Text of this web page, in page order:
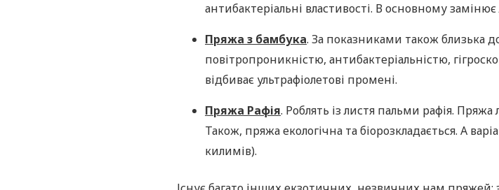
антибактеріальні властивості. В основному
Пряжа з бамбука. За показниками також близька
повітропроникністю, антибактеріальністю,
відбиває ультрафіолетові промені.
Пряжа Рафія. Роблять із листя пальми рафія.
Також, пряжа екологічна та біорозкладається. А
килимів).